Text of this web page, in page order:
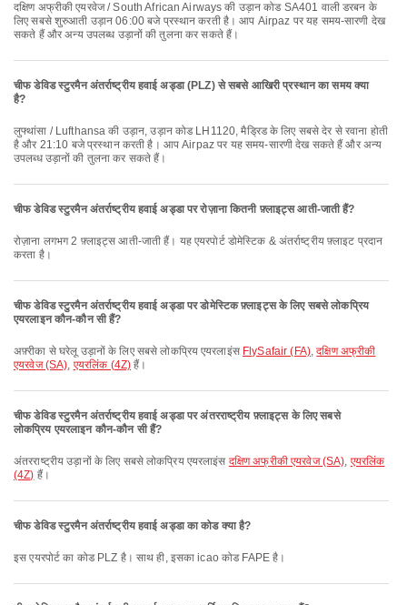
दक्षिण अफ्रीकी एयरवेज / South African Airways की उड़ान कोड SA401 वाली डरबन के
लिए सबसे शुरुआती उड़ान 06:00 बजे प्रस्थान करती है। आप Airpaz पर यह समय-सारणी देख
सकते हैं और अन्य उपलब्ध उड़ानों की तुलना कर सकते हैं।
चीफ डेविड स्टुरमैन अंतर्राष्ट्रीय हवाई अड्डा (PLZ) से सबसे आखिरी प्रस्थान का समय क्या
है?
लुफ्थांसा / Lufthansa की उड़ान, उड़ान कोड LH1120, मैड्रिड के लिए सबसे देर से रवाना होती
है और 21:10 बजे प्रस्थान करती है। आप Airpaz पर यह समय-सारणी देख सकते हैं और अन्य
उपलब्ध उड़ानों की तुलना कर सकते हैं।
चीफ डेविड स्टुरमैन अंतर्राष्ट्रीय हवाई अड्डा पर रोज़ाना कितनी फ़्लाइट्स आती-जाती हैं?
रोज़ाना लगभग 2 फ़्लाइट्स आती-जाती हैं। यह एयरपोर्ट डोमेस्टिक & अंतर्राष्ट्रीय फ़्लाइट प्रदान
करता है।
चीफ डेविड स्टुरमैन अंतर्राष्ट्रीय हवाई अड्डा पर डोमेस्टिक फ़्लाइट्स के लिए सबसे लोकप्रिय
एयरलाइन कौन-कौन सी हैं?
अफ़्रीका से घरेलू उड़ानों के लिए सबसे लोकप्रिय एयरलाइंस FlySafair (FA),दक्षिण अफ्रीकी
एयरवेज (SA), एयरलिंक (4Z) हैं।
चीफ डेविड स्टुरमैन अंतर्राष्ट्रीय हवाई अड्डा पर अंतरराष्ट्रीय फ़्लाइट्स के लिए सबसे
लोकप्रिय एयरलाइन कौन-कौन सी हैं?
अंतरराष्ट्रीय उड़ानों के लिए सबसे लोकप्रिय एयरलाइंस दक्षिण अफ्रीकी एयरवेज (SA), एयरलिंक
(4Z) हैं।
चीफ डेविड स्टुरमैन अंतर्राष्ट्रीय हवाई अड्डा का कोड क्या है?
इस एयरपोर्ट का कोड PLZ है। साथ ही, इसका icao कोड FAPE है।